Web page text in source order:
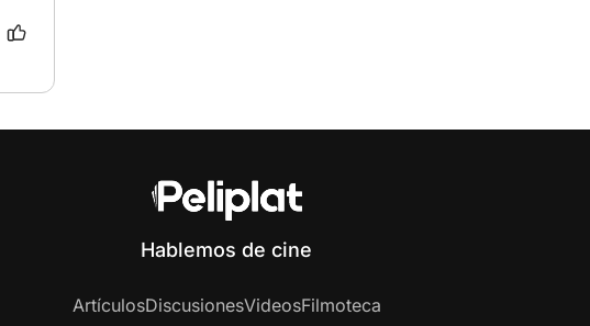
Hablemos de cine
ArtículosDiscusionesVideosFilmoteca